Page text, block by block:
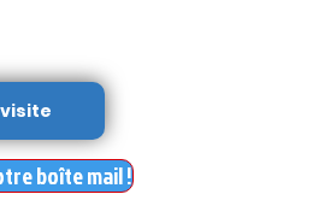
boîte mail !